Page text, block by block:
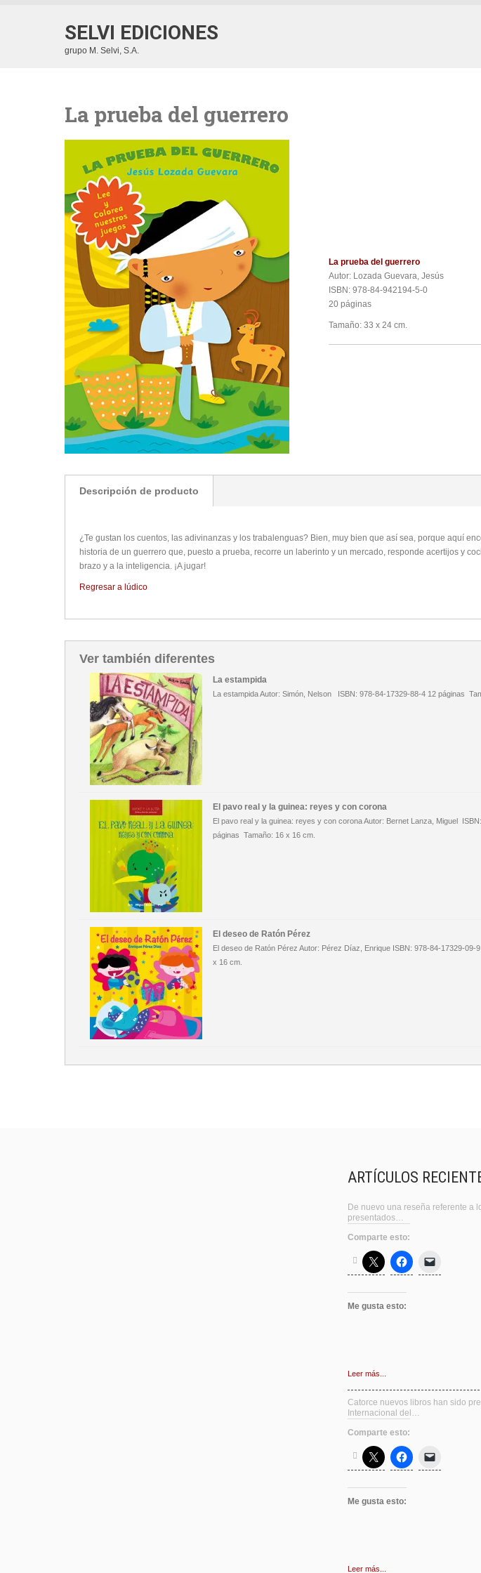
SELVI EDICIONES
grupo M. Selvi, S.A.
La prueba del guerrero
La prueba del guerrero
Autor: Lozada Guevara, Jesús
ISBN: 978-84-942194-5-0
20 páginas
Tamaño: 33 x 24 cm.
Descripción de producto
¿Te gustan los cuentos, las adivinanzas y los trabalenguas? Bien, muy bien que así sea, porque aquí
historia de un guerrero que, puesto a prueba, recorre un laberinto y un mercado, responde acertijos y
brazo y a la inteligencia. ¡A jugar!
Regresar a lúdico
Ver también diferentes
La estampida
La estampida Autor: Simón, Nelson ISBN: 978-84-17329-88-4 12 páginas
El pavo real y la guinea: reyes y con corona
El pavo real y la guinea: reyes y con corona Autor: Bernet Lanza, Miguel
páginas Tamaño: 16 x 16 cm.
El deseo de Ratón Pérez
El deseo de Ratón Pérez Autor: Pérez Díaz, Enrique ISBN: 978-84-17329-09-
x 16 cm.
ARTÍCULOS
De nuevo una reseña referente a
presentados…
Comparte esto:
Me gusta esto:
Leer más...
Catorce nuevos libros han sido
Internacional del…
Comparte esto:
Me gusta esto:
Leer más...